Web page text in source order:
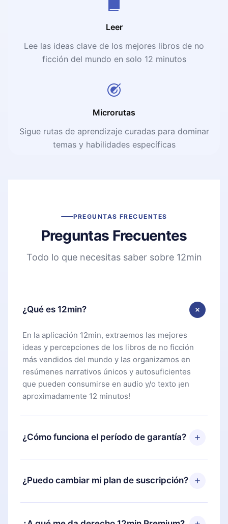
Leer
Lee las ideas clave de los mejores libros de no
ficción del mundo en solo 12 minutos
Microrutas
Sigue rutas de aprendizaje curadas para dominar
temas y habilidades específicas
PREGUNTAS FRECUENTES
Preguntas Frecuentes
Todo lo que necesitas saber sobre 12min
¿Qué es 12min?
En la aplicación 12min, extraemos las mejores
ideas y percepciones de los libros de no ficción
más vendidos del mundo y las organizamos en
resúmenes narrativos únicos y autosuficientes
que pueden consumirse en audio y/o texto ¡en
aproximadamente 12 minutos!
¿Cómo funciona el período de garantía?
Puedes descargar nuestra aplicación y comenzar a
disfrutar de nuestra biblioteca. Si por alguna razón
no estás satisfecho con nuestra plataforma,
¿Puedo cambiar mi plan de suscripción?
Sí, pero el cambio solo se aplicará a partir del
próximo período de facturación. Por ejemplo, si